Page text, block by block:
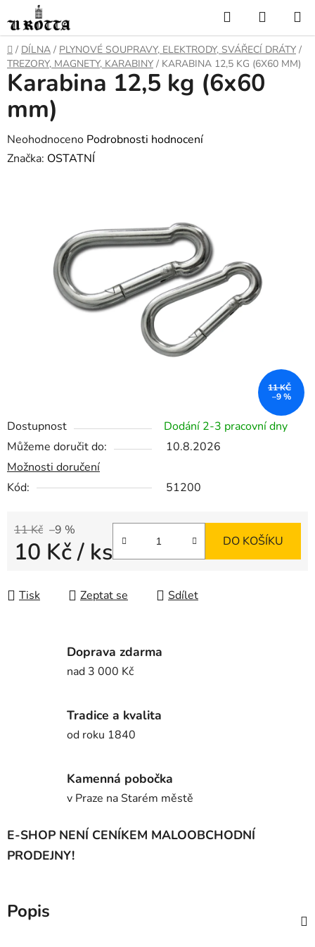
na
obsah
Hledat
KOŠÍK
DOMŮ
/ DÍLNA / PLYNOVÉ SOUPRAVY, ELEKTRODY, SVÁŘECÍ DRÁTY /
TREZORY, MAGNETY, KARABINY / KARABINA 12,5 KG (6X60 MM)
Dostupnost
Dodání 2-3 pracovní dny
Můžeme doručit do:
10.8.2026
Možnosti doručení
Kód:
51200
11 Kč –9 %
10 Kč/ ks DO KOŠÍKU
Tisk Zeptat se Sdílet
Karabina 12,5 kg (6x60
mm)
Průměrné
hodnocení
hvězdiček.
Neohodnoceno Podrobnosti hodnocení
Značka: OSTATNÍ
11 KČ
–9 %
Doprava zdarma
nad 3 000 Kč
Tradice a kvalita
od roku 1840
Kamenná pobočka
v Praze na Starém městě
E-SHOP NENÍ CENÍKEM MALOOBCHODNÍ
PRODEJNY!
Popis